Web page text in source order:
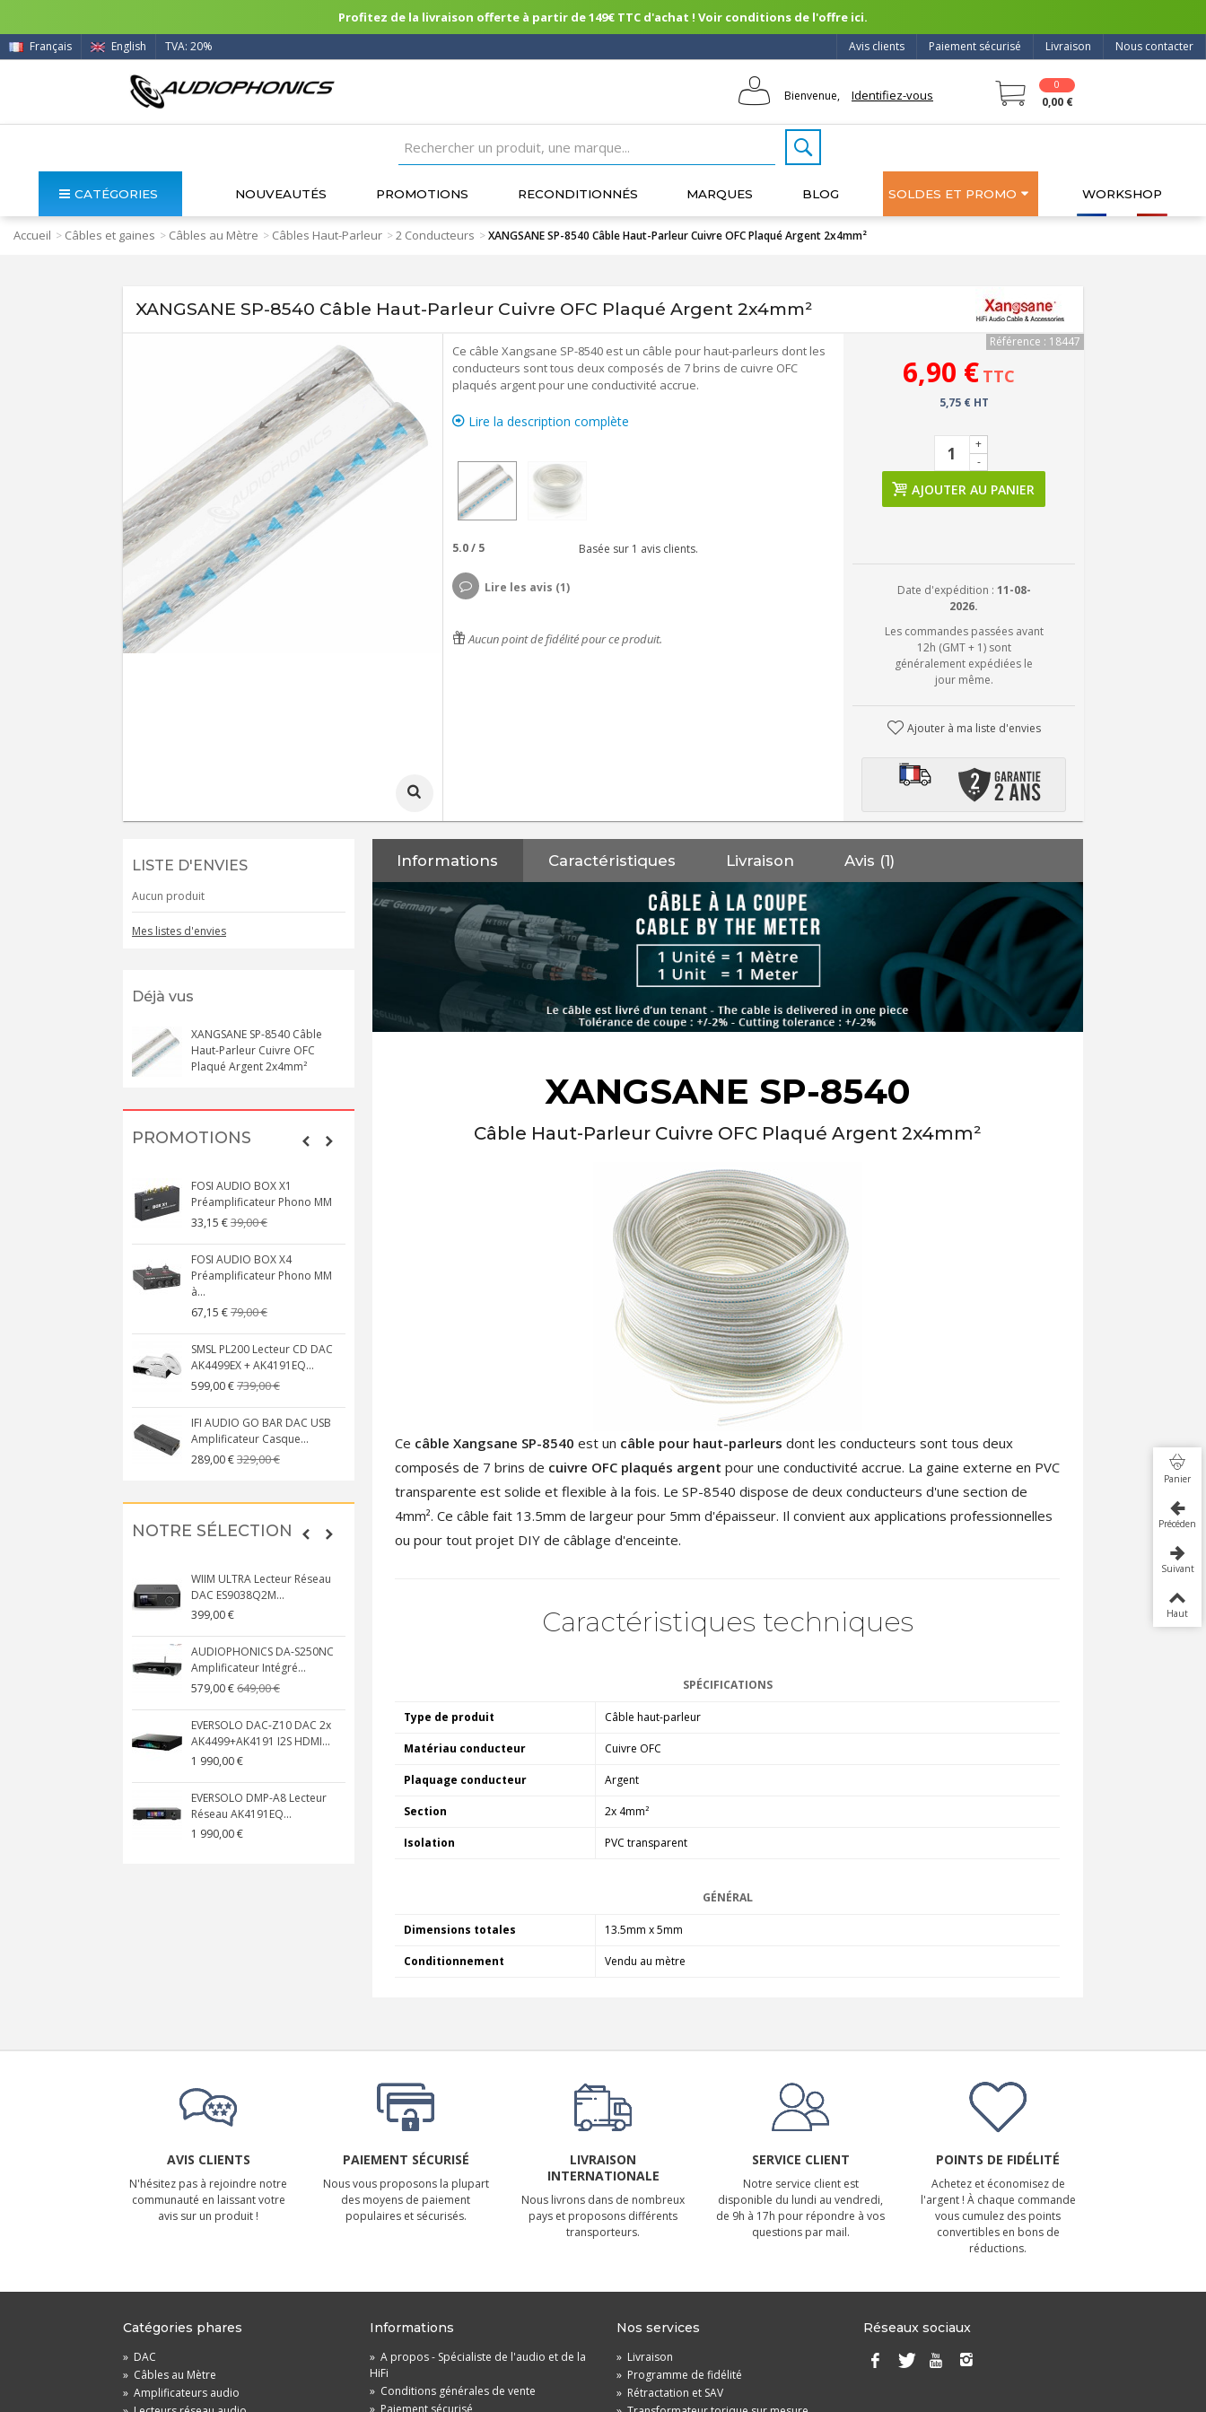
Profitez de la livraison offerte à partir de 149€ TTC d'achat ! Voir conditions de l'offre ici.
Nous contacter
Livraison
Paiement sécurisé
Avis clients
Français English TVA: 20%
Bienvenue, Identifiez-vous
0
0,00 €
CATÉGORIES NOUVEAUTÉS PROMOTIONS RECONDITIONNÉS MARQUES BLOG SOLDES ET PROMO WORKSHOP
Accueil > Câbles et gaines > Câbles au Mètre > Câbles Haut-Parleur >2 Conducteurs >XANGSANE SP-8540 Câble Haut-Parleur Cuivre OFC Plaqué Argent 2x4mm²
XANGSANE SP-8540 Câble Haut-Parleur Cuivre OFC Plaqué Argent 2x4mm²
Ce câble Xangsane SP-8540 est un câble pour haut-parleurs dont les
conducteurs sont tous deux composés de 7 brins de cuivre OFC
plaqués argent pour une conductivité accrue.
Lire la description complète
5.0/ 5 Basée sur 1 avis clients.
Lire les avis (1)
Aucun point de fidélité pour ce produit.
Référence : 18447
6,90 € TTC
5,75 € HT
-
+
AJOUTER AU PANIER
Date d'expédition : 11-08-
2026.
Les commandes passées avant
12h (GMT + 1) sont
généralement expédiées le
jour même.
Ajouter à ma liste d'envies
LISTE D'ENVIES
Aucun produit
Mes listes d'envies
Déjà vus
XANGSANE SP-8540 Câble
Haut-Parleur Cuivre OFC
Plaqué Argent 2x4mm²
PROMOTIONS
FOSI AUDIO BOX X1
Préamplificateur Phono MM
33,15 €39,00 €
FOSI AUDIO BOX X4
Préamplificateur Phono MM
à...
67,15 €79,00 €
SMSL PL200 Lecteur CD DAC
AK4499EX + AK4191EQ...
599,00 €739,00 €
IFI AUDIO GO BAR DAC USB
Amplificateur Casque...
289,00 €329,00 €
135,99 € 159,99 €
NOTRE SÉLECTION
WIIM ULTRA Lecteur Réseau
DAC ES9038Q2M...
399,00 €
AUDIOPHONICS DA-S250NC
Amplificateur Intégré...
579,00 €649,00 €
EVERSOLO DAC-Z10 DAC 2x
AK4499+AK4191 I2S HDMI...
1 990,00 €
EVERSOLO DMP-A8 Lecteur
Réseau AK4191EQ...
1 990,00 €
EVERSOLO DMP-A6 MASTER
EDITION GEN 2 Lecteur...
Casque AK4191 +...
Informations Caractéristiques Livraison Avis (1)
XANGSANE SP-8540
Câble Haut-Parleur Cuivre OFC Plaqué Argent 2x4mm²
Ce câble Xangsane SP-8540 est un câble pour haut-parleurs dont les conducteurs sont tous deux
composés de 7 brins de cuivre OFC plaqués argent pour une conductivité accrue. La gaine externe en PVC
transparente est solide et flexible à la fois. Le SP-8540 dispose de deux conducteurs d'une section de
4mm². Ce câble fait 13.5mm de largeur pour 5mm d'épaisseur. Il convient aux applications professionnelles
ou pour tout projet DIY de câblage d'enceinte.
Caractéristiques techniques
SPÉCIFICATIONS
Type de produit Câble haut-parleur
Matériau conducteur Cuivre OFC
Plaquage conducteur Argent
Section 2x 4mm²
Isolation PVC transparent
GÉNÉRAL
Dimensions totales 13.5mm x 5mm
Conditionnement Vendu au mètre
AVIS CLIENTS
N'hésitez pas à rejoindre notre
communauté en laissant votre
avis sur un produit !
PAIEMENT SÉCURISÉ
Nous vous proposons la plupart
des moyens de paiement
populaires et sécurisés.
LIVRAISON
INTERNATIONALE
Nous livrons dans de nombreux
pays et proposons différents
transporteurs.
SERVICE CLIENT
Notre service client est
disponible du lundi au vendredi,
de 9h à 17h pour répondre à vos
questions par mail.
POINTS DE FIDÉLITÉ
Achetez et économisez de
l'argent ! À chaque commande
vous cumulez des points
convertibles en bons de
réductions.
Catégories phares
» DAC
» Câbles au Mètre
» Amplificateurs audio
Informations
» A propos - Spécialiste de l'audio et de la
HiFi
» Conditions générales de vente
Nos services
» Livraison
» Programme de fidélité
» Rétractation et SAV
Réseaux sociaux
Panier
Précédent
Suivant
Haut